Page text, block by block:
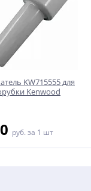
KW715555 для
Kenwood
руб. за 1 шт